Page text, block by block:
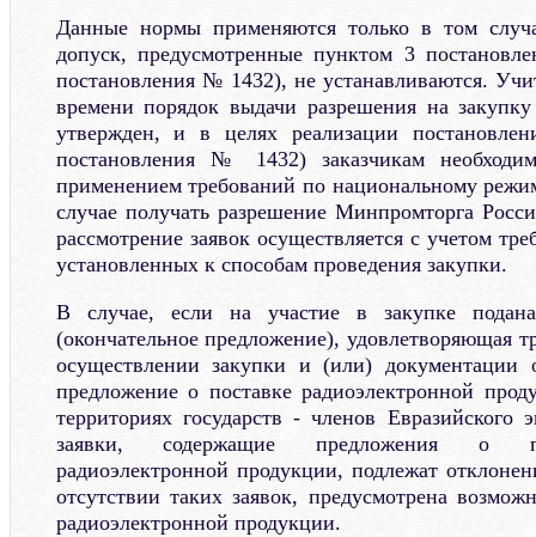
Данные нормы применяются только в том
допуск, предусмотренные пунктом 3
постановления № 1432), не устанавливаются.
времени порядок выдачи разрешения на
утвержден, и в целях реализации
постановления № 1432) заказчикам
применением требований по национальному
случае получать разрешение Минпромторга
рассмотрение заявок осуществляется с учетом
установленных к способам проведения закупки.
В случае, если на участие в закупке
(окончательное предложение), удовлетворяющая
осуществлении закупки и (или) документации
предложение о поставке радиоэлектронной
территориях государств - членов Евразийского
заявки, содержащие предложения о
радиоэлектронной продукции, подлежат
отсутствии таких заявок, предусмотрена
радиоэлектронной продукции.